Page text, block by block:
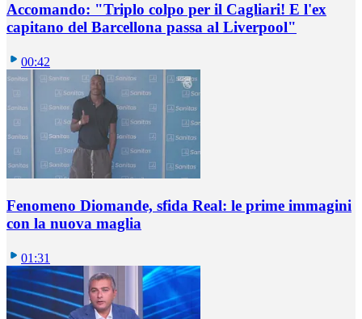
Accomando: "Triplo colpo per il Cagliari! E l'ex
capitano del Barcellona passa al Liverpool"
00:42
Fenomeno Diomande, sfida Real: le prime immagini
con la nuova maglia
01:31